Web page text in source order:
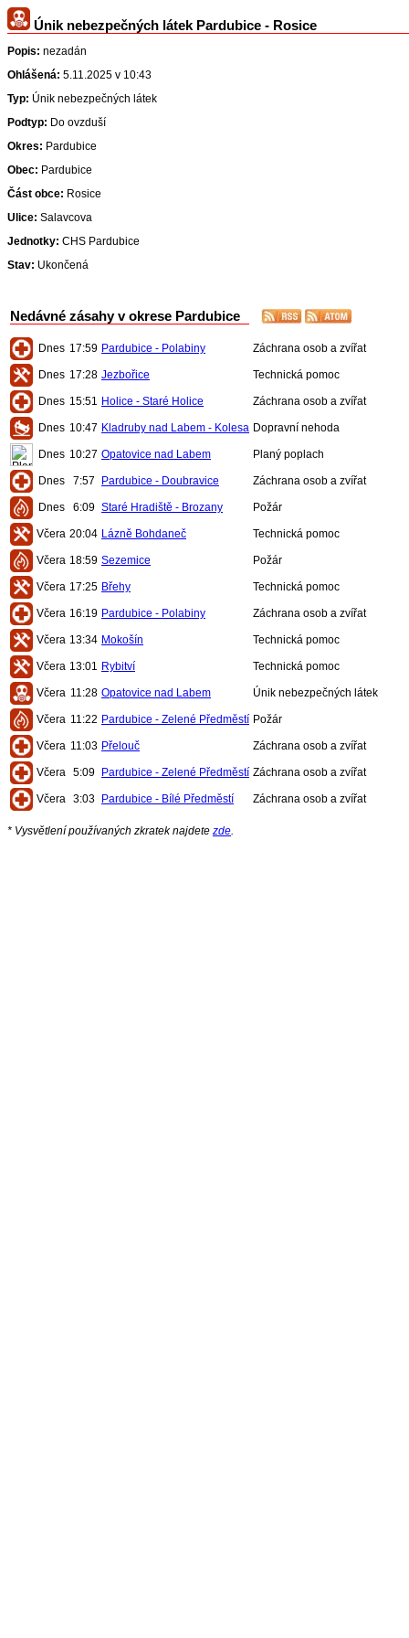
Únik nebezpečných látek Pardubice - Rosice
Popis: nezadán
Ohlášená: 5.11.2025 v 10:43
Typ: Únik nebezpečných látek
Podtyp: Do ovzduší
Okres: Pardubice
Obec: Pardubice
Část obce: Rosice
Ulice: Salavcova
Jednotky: CHS Pardubice
Stav: Ukončená
Nedávné zásahy v okrese Pardubice
Dnes 17:59 Pardubice - Polabiny Záchrana osob a zvířat
Dnes 17:28 Jezbořice Technická pomoc
Dnes 15:51 Holice - Staré Holice Záchrana osob a zvířat
Dnes 10:47 Kladruby nad Labem - Kolesa Dopravní nehoda
Dnes 10:27 Opatovice nad Labem Planý poplach
Dnes 7:57 Pardubice - Doubravice Záchrana osob a zvířat
Dnes 6:09 Staré Hradiště - Brozany Požár
Včera 20:04 Lázně Bohdaneč Technická pomoc
Včera 18:59 Sezemice Požár
Včera 17:25 Břehy Technická pomoc
Včera 16:19 Pardubice - Polabiny Záchrana osob a zvířat
Včera 13:34 Mokošín Technická pomoc
Včera 13:01 Rybitví Technická pomoc
Včera 11:28 Opatovice nad Labem Únik nebezpečných látek
Včera 11:22 Pardubice - Zelené Předměstí Požár
Včera 11:03 Přelouč Záchrana osob a zvířat
Včera 5:09 Pardubice - Zelené Předměstí Záchrana osob a zvířat
Včera 3:03 Pardubice - Bílé Předměstí Záchrana osob a zvířat
* Vysvětlení používaných zkratek najdete zde.